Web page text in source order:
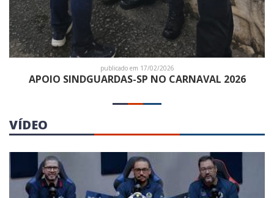
publicado em 17/02/2026
APOIO SINDGUARDAS-SP NO CARNAVAL 2026
VÍDEO